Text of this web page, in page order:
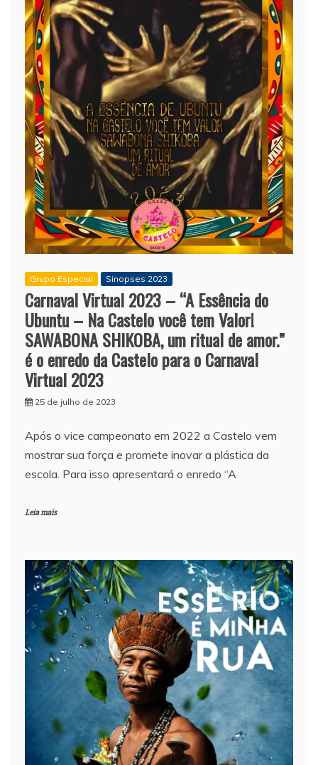
Grupo Especial Sinopses 2023
Carnaval Virtual 2023 – “A Essência do
Ubuntu – Na Castelo você tem Valor!
SAWABONA SHIKOBA, um ritual de amor.”
é o enredo da Castelo para o Carnaval
Virtual 2023
25 de julho de 2023
Após o vice campeonato em 2022 a Castelo vem
mostrar sua força e promete inovar a plástica da
escola. Para isso apresentará o enredo “A
Leia mais